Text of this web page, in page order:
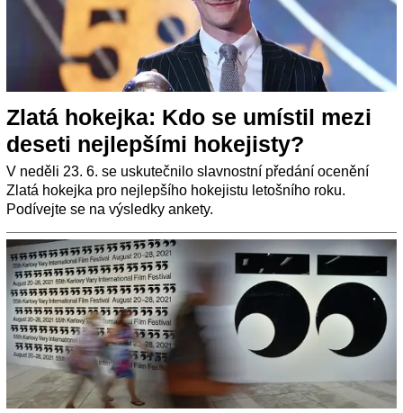
Zlatá hokejka: Kdo se umístil mezi
deseti nejlepšími hokejisty?
V neděli 23. 6. se uskutečnilo slavnostní předání ocenění
Zlatá hokejka pro nejlepšího hokejistu letošního roku.
Podívejte se na výsledky ankety.